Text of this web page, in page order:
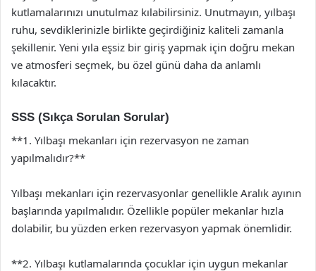
kutlamalarınızı unutulmaz kılabilirsiniz. Unutmayın, yılbaşı
ruhu, sevdiklerinizle birlikte geçirdiğiniz kaliteli zamanla
şekillenir. Yeni yıla eşsiz bir giriş yapmak için doğru mekan
ve atmosferi seçmek, bu özel günü daha da anlamlı
kılacaktır.
SSS (Sıkça Sorulan Sorular)
**1. Yılbaşı mekanları için rezervasyon ne zaman
yapılmalıdır?**
Yılbaşı mekanları için rezervasyonlar genellikle Aralık ayının
başlarında yapılmalıdır. Özellikle popüler mekanlar hızla
dolabilir, bu yüzden erken rezervasyon yapmak önemlidir.
**2. Yılbaşı kutlamalarında çocuklar için uygun mekanlar